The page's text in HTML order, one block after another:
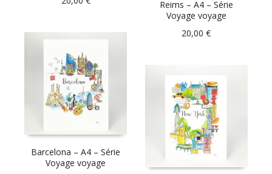
Reims – A4 – Série
Voyage voyage
20,00€
Barcelona – A4 – Série
Voyage voyage